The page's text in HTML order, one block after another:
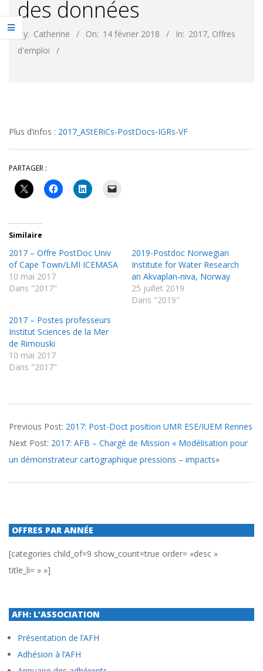
des données
By: Catherine On: 14 février 2018 In: 2017, Offres
d'emploi
Plus d’infos : 2017_AStERiCs-PostDocs-IGRs-VF
PARTAGER :
Similaire
2017 – Offre PostDoc Univ
of Cape Town/LMI ICEMASA
10 mai 2017
Dans "2017"
2019-Postdoc Norwegian
Institute for Water Research
an Akvaplan-niva, Norway
25 juillet 2019
Dans "2019"
2017 – Postes professeurs
Institut Sciences de la Mer
de Rimouski
10 mai 2017
Dans "2017"
02-
14
Previous Post: 2017: Post-Doct position UMR ESE/IUEM Rennes
Next Post: 2017: AFB – Chargé de Mission « Modélisation pour
un démonstrateur cartographique pressions – impacts»
OFFRES PAR ANNÉE
[categories child_of=9 show_count=true order= »desc »
title_li= » »]
AFH: L’ASSOCIATION
Présentation de l’AFH
Adhésion à l’AFH